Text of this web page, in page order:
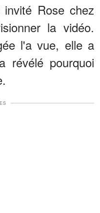
Rose chez
la vidéo.
l'a vue, elle a
révélé pourquoi